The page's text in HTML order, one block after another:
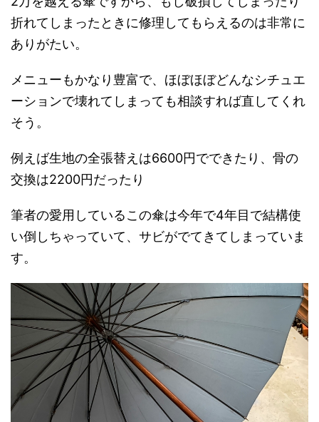
折れてしまったときに修理してもらえるのは非常に
ありがたい。
メニューもかなり豊富で、ほぼほぼどんなシチュエ
ーションで壊れてしまっても相談すれば直してくれ
そう。
例えば生地の全張替えは6600円でできたり、骨の
交換は2200円だったり
筆者の愛用しているこの傘は今年で4年目で結構使
い倒しちゃっていて、サビがでてきてしまっていま
す。